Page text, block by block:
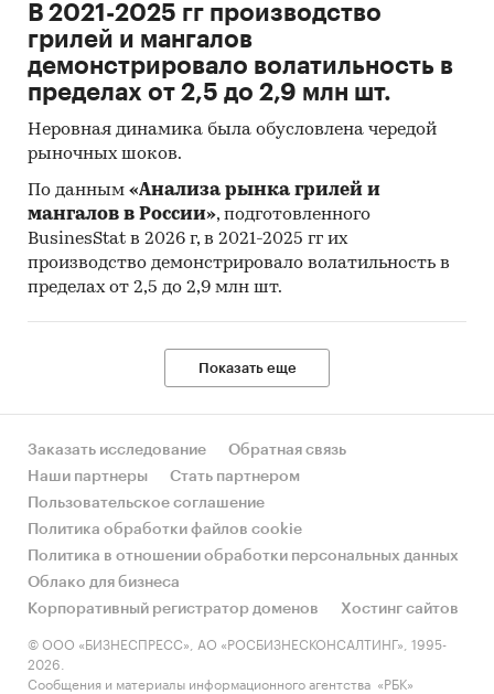
В 2021-2025 гг производство
грилей и мангалов
демонстрировало волатильность в
пределах от 2,5 до 2,9 млн шт.
Неровная динамика была обусловлена чередой
рыночных шоков.
По данным «Анализа рынка грилей и
мангалов в России», подготовленного
BusinesStat в 2026 г, в 2021-2025 гг их
производство демонстрировало волатильность в
пределах от 2,5 до 2,9 млн шт.
Показать еще
Заказать исследование
Обратная связь
Наши партнеры
Стать партнером
Пользовательское соглашение
Политика обработки файлов cookie
Политика в отношении обработки персональных данных
Облако для бизнеса
Корпоративный регистратор доменов
Хостинг сайтов
© ООО «БИЗНЕСПРЕСС», АО «РОСБИЗНЕСКОНСАЛТИНГ», 1995-
2026.
Сообщения и материалы информационного агентства «РБК»